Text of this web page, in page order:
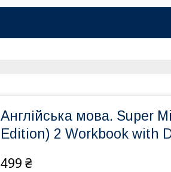
Англійська мова. Super
Edition) 2 Workbook with
499 ₴